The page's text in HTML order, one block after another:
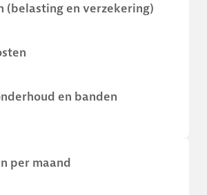
(belasting en verzekering)
en banden
per maand